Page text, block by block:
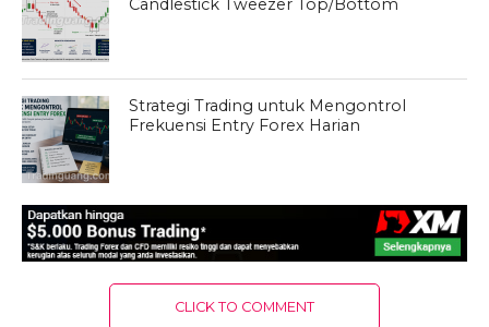
Strategi Trading untuk Mengontrol
Frekuensi Entry Forex Harian
CLICK TO COMMENT